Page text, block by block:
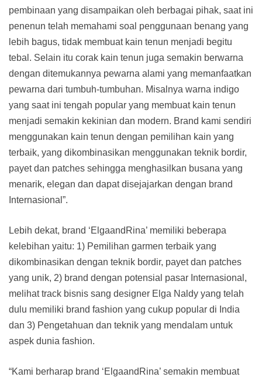
pembinaan yang disampaikan oleh berbagai pihak, saat ini
penenun telah memahami soal penggunaan benang yang
lebih bagus, tidak membuat kain tenun menjadi begitu
tebal. Selain itu corak kain tenun juga semakin berwarna
dengan ditemukannya pewarna alami yang memanfaatkan
pewarna dari tumbuh-tumbuhan. Misalnya warna indigo
yang saat ini tengah popular yang membuat kain tenun
menjadi semakin kekinian dan modern. Brand kami sendiri
menggunakan kain tenun dengan pemilihan kain yang
terbaik, yang dikombinasikan menggunakan teknik bordir,
payet dan patches sehingga menghasilkan busana yang
menarik, elegan dan dapat disejajarkan dengan brand
Internasional”.
Lebih dekat, brand ‘ElgaandRina’ memiliki beberapa
kelebihan yaitu: 1) Pemilihan garmen terbaik yang
dikombinasikan dengan teknik bordir, payet dan patches
yang unik, 2) brand dengan potensial pasar Internasional,
melihat track bisnis sang designer Elga Naldy yang telah
dulu memiliki brand fashion yang cukup popular di India
dan 3) Pengetahuan dan teknik yang mendalam untuk
aspek dunia fashion.
“Kami berharap brand ‘ElgaandRina’ semakin membuat